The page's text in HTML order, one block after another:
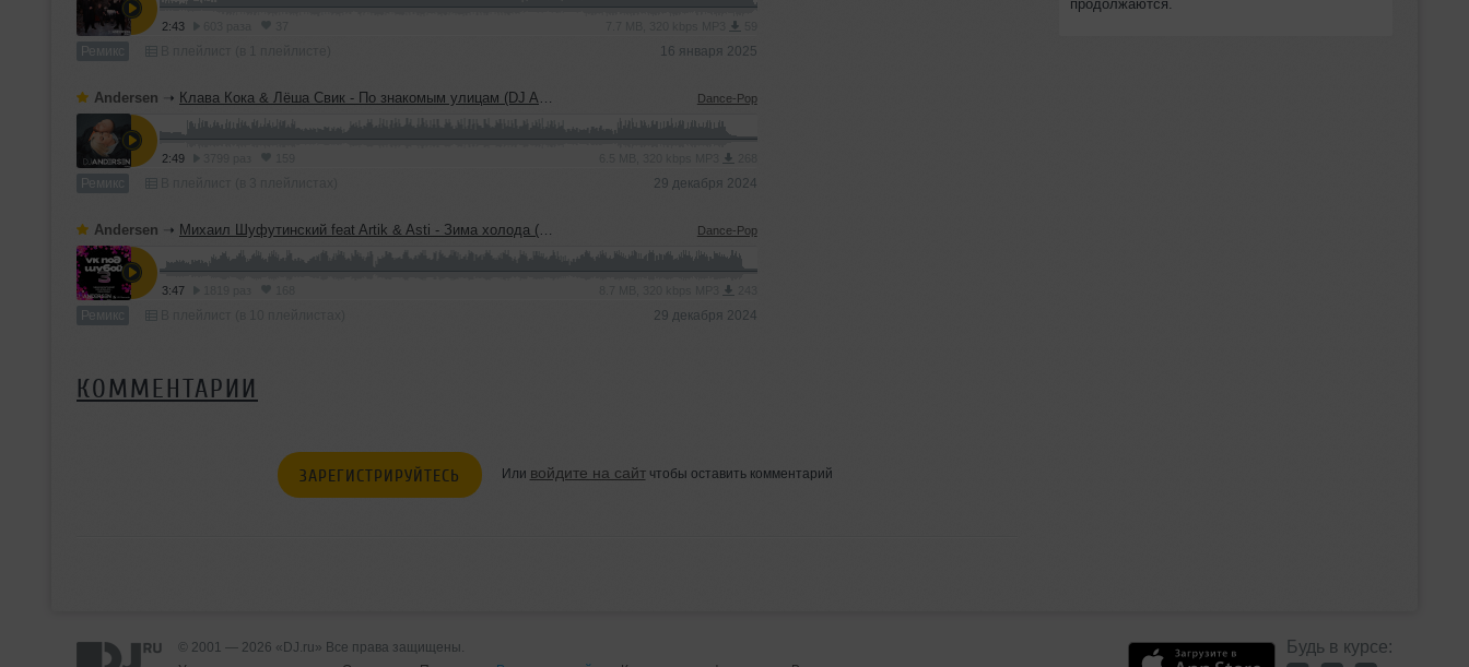
2:43
Ремикс 16 января 2025
Andersen ➝ Клава Кока & Лёша Свик - По знакомым улицам (DJ Andersen Remix) Dance-Pop
2:49
Ремикс 29 декабря 2024
Andersen ➝ Михаил Шуфутинский feat Artik & Asti - Зима холода (DJ Andersen Remix) Dance-Pop
3:47
Ремикс 29 декабря 2024
КОММЕНТАРИИ
ЗАРЕГИСТРИРУЙТЕСЬ Или войдите на сайтчтобы оставить комментарий
продолжаются.
© 2001 — 2026 «DJ.ru» Все права защищены.
Будь в курсе: